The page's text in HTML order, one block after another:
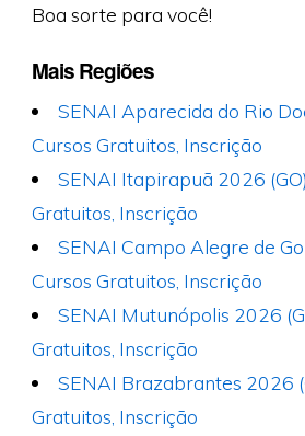
Boa sorte para você!
Mais Regiões
SENAI Aparecida do Rio
Cursos Gratuitos, Inscrição
SENAI Itapirapuã 2026
Gratuitos, Inscrição
SENAI Campo Alegre de
Cursos Gratuitos, Inscrição
SENAI Mutunópolis 2026
Gratuitos, Inscrição
SENAI Brazabrantes 2026
Gratuitos, Inscrição